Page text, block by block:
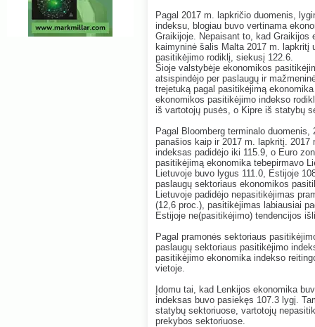
Pagal 2017 m. lapkričio duomenis,
indeksu, blogiau buvo vertinama
Graikijoje. Nepaisant to, kad
kaimyninė šalis Malta 2017 m. lapkritį
pasitikėjimo rodiklį, siekusį 122.6.
Šioje valstybėje ekonomikos
atsispindėjo per paslaugų ir
trejetuką pagal pasitikėjimą
ekonomikos pasitikėjimo indekso
iš vartotojų pusės, o Kipre iš statybų
Pagal Bloomberg terminalo
panašios kaip ir 2017 m. lapkritį.
indeksas padidėjo iki 115.9, o Euro
pasitikėjimą ekonomika tebepirmavo
Lietuvoje buvo lygus 111.0, Estijoje
paslaugų sektoriaus ekonomikos
Lietuvoje padidėjo nepasitikėjimas
(12,6 proc.), pasitikėjimas labiausiai
Estijoje ne(pasitikėjimo) tendencijos
Pagal pramonės sektoriaus
paslaugų sektoriaus pasitikėjimo
pasitikėjimo ekonomika indekso
vietoje.
Įdomu tai, kad Lenkijos ekonomika
indeksas buvo pasiekęs 107.3 lygį.
statybų sektoriuose, vartotojų
prekybos sektoriuose.